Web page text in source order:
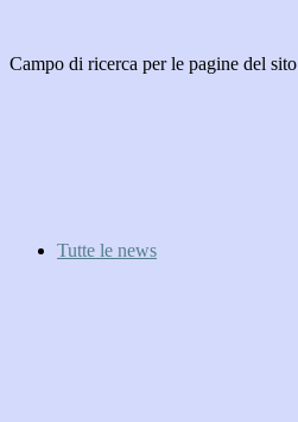
Campo di ricerca per le pagine del sito
Tutte le news